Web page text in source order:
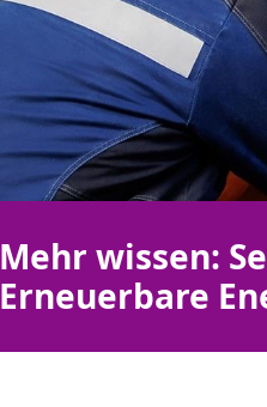
Mehr wissen:
Erneuerbare